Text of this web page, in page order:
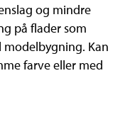
og mindre
på flader som
modelbygning. Kan
farve eller med